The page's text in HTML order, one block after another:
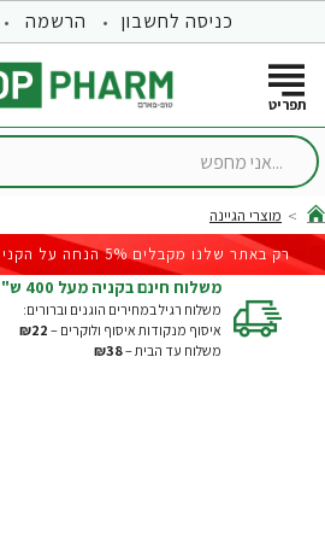
כניסה לחשבון הרשמה
...אני
home
מוצרי הגיינה
רק באתר שלנו מקבלים 5% הנחה על הקנייה הבאה |
משלוח חינם בקניה מעל 400 ש"ח | דרך איפוסט עד 5 ק"ג
משלוח רגיל במחירים הוגנים וברורים:
איסוף מנקודות איסוף ולוקרים – ₪22
משלוח עד הבית –₪38